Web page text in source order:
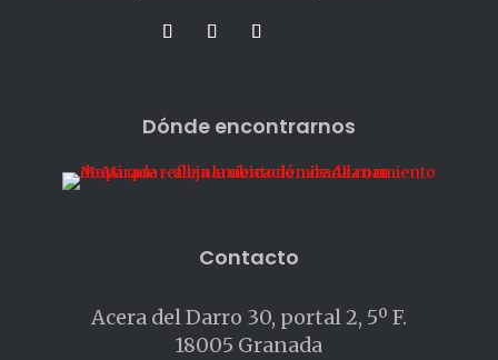
Dónde encontrarnos
Contacto
Acera del Darro 30, portal 2, 5º F.
18005 Granada